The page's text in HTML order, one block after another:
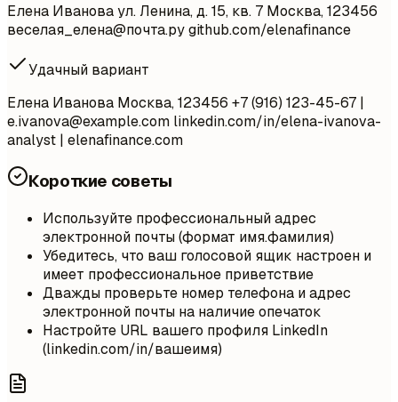
Елена Иванова ул. Ленина, д. 15, кв. 7 Москва, 123456
веселая_елена@почта.ру github.com/elenafinance
Удачный вариант
Елена Иванова Москва, 123456 +7 (916) 123-45-67 |
e.ivanova@example.com linkedin.com/in/elena-ivanova-
analyst | elenafinance.com
Короткие советы
Используйте профессиональный адрес
электронной почты (формат имя.фамилия)
Убедитесь, что ваш голосовой ящик настроен и
имеет профессиональное приветствие
Дважды проверьте номер телефона и адрес
электронной почты на наличие опечаток
Настройте URL вашего профиля LinkedIn
(linkedin.com/in/вашеимя)